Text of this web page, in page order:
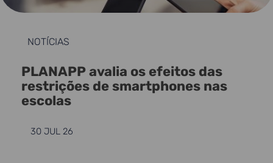
NOTÍCIAS
PLANAPP avalia os efeitos das
restrições de smartphones nas
escolas
30 JUL 26